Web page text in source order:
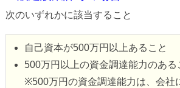
次のいずれかに該当すること
自己資本が500万円以上あること
500万円以上の資金調達能力のある
※500万円の資金調達能力は、会社